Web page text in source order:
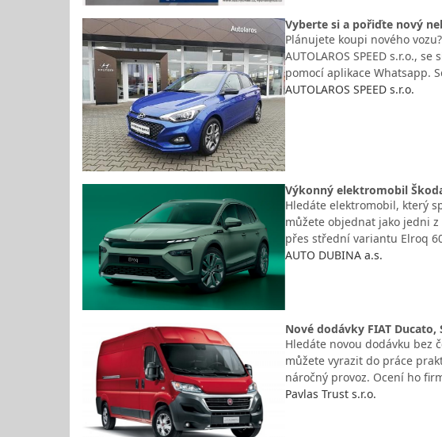
Vyberte si a pořiďte nový
Plánujete koupi nového
AUTOLAROS SPEED s.r.o.,
pomocí aplikace Whatsapp.
AUTOLAROS SPEED s.r.o.
Výkonný elektromobil
Hledáte elektromobil, který
můžete objednat jako jedni z
přes střední variantu Elroq
AUTO DUBINA a.s.
Nové dodávky FIAT
Hledáte novou dodávku bez
můžete vyrazit do práce
náročný provoz. Ocení ho
Pavlas Trust s.r.o.